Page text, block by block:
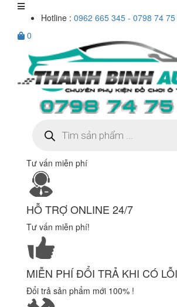
Hotline : 0962 665 345 - 0798 74 75
0
kiếm
sản
Tư vấn miễn phí
HỖ TRỢ ONLINE 24/7
Tư vấn miễn phí!
MIỄN PHÍ ĐỔI TRẢ KHI CÓ LỖI
Đổi trả sản phẩm mới 100% !